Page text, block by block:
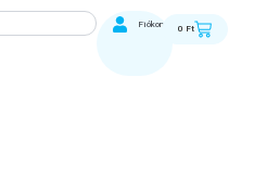
Fiókom 0 FtKosár